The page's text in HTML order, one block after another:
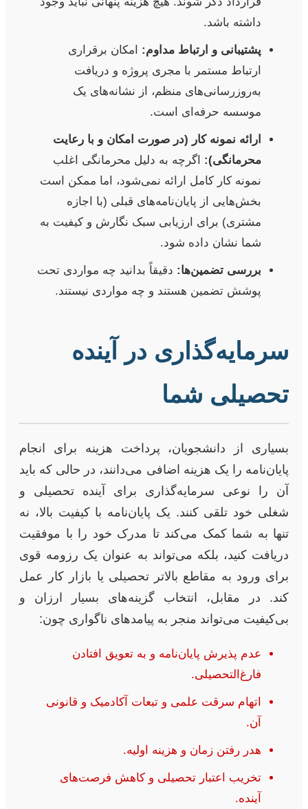
داشته باشد.
پشتیبانی و ارتباط مداوم: امکان برقراری
ارتباط مستمر با مجری پروژه و دریافت
به‌روزرسانی‌های منظم، از نشانه‌های یک
موسسه حرفه‌ای است.
ارائه نمونه کار (در صورت امکان و با رعایت
محرمانگی): اگرچه به دلیل محرمانگی اغلب
نمونه کار کامل ارائه نمی‌شود، اما ممکن است
بخش‌هایی از پایان‌نامه‌های قبلی (با اجازه
مشتری) برای ارزیابی سبک نگارش و کیفیت به
شما نشان داده شود.
بررسی تضمین‌ها: دقیقاً بدانید چه مواردی تحت
پوشش تضمین هستند و چه مواردی نیستند.
سرمایه‌گذاری در آینده
تحصیلی شما
بسیاری از دانشجویان، پرداخت هزینه برای انجام
پایان‌نامه را یک هزینه اضافی می‌دانند، در حالی که باید
آن را نوعی سرمایه‌گذاری برای آینده تحصیلی و
شغلی خود تلقی کنند. یک پایان‌نامه با کیفیت بالا، نه
تنها به شما کمک می‌کند تا مدرک خود را با موفقیت
دریافت کنید، بلکه می‌تواند به عنوان یک رزومه قوی
برای ورود به مقاطع بالاتر تحصیلی یا بازار کار عمل
کند. در مقابل، انتخاب گزینه‌های بسیار ارزان و
بی‌کیفیت می‌تواند منجر به پیامدهای ناگواری چون:
عدم پذیرش پایان‌نامه و به تعویق افتادن
فارغ‌التحصیلی.
اتهام سرقت علمی و تبعات آکادمیک و قانونی
آن.
هدر رفتن زمان و هزینه اولیه.
تخریب اعتبار تحصیلی و کاهش فرصت‌های
آینده.